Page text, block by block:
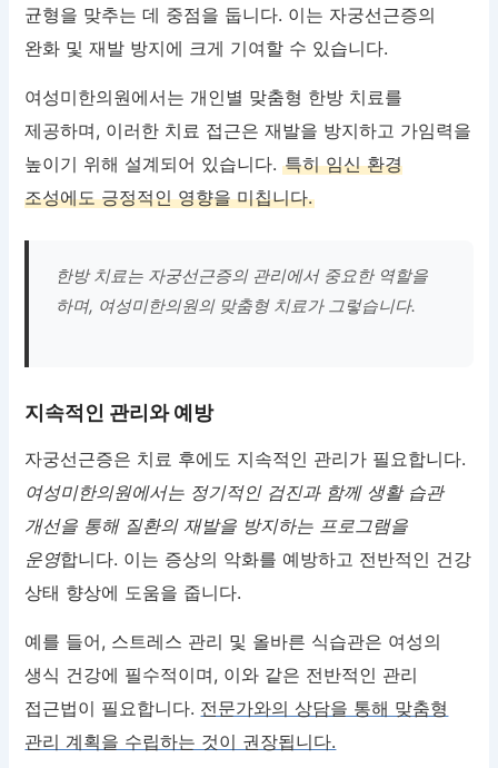
균형을 맞추는 데 중점을 둡니다. 이는 자궁선근증의
완화 및 재발 방지에 크게 기여할 수 있습니다.
여성미한의원에서는 개인별 맞춤형 한방 치료를
제공하며, 이러한 치료 접근은 재발을 방지하고 가임력을
높이기 위해 설계되어 있습니다.특히 임신 환경
조성에도 긍정적인 영향을 미칩니다.
한방 치료는 자궁선근증의 관리에서 중요한 역할을
하며, 여성미한의원의 맞춤형 치료가 그렇습니다.
지속적인 관리와 예방
자궁선근증은 치료 후에도 지속적인 관리가 필요합니다.
여성미한의원에서는 정기적인 검진과 함께 생활 습관
개선을 통해 질환의 재발을 방지하는 프로그램을
운영합니다. 이는 증상의 악화를 예방하고 전반적인 건강
상태 향상에 도움을 줍니다.
예를 들어, 스트레스 관리 및 올바른 식습관은 여성의
생식 건강에 필수적이며, 이와 같은 전반적인 관리
접근법이 필요합니다. 전문가와의 상담을 통해 맞춤형
관리 계획을 수립하는 것이 권장됩니다.